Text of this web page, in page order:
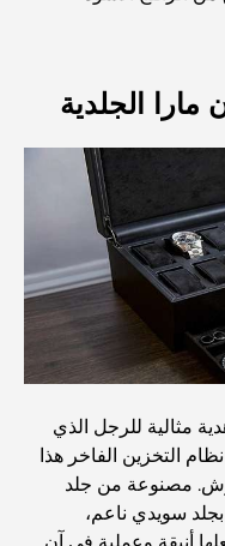
المتحدة: دليل شامل
رعاية طبية عالمية
حيث يلتقي اللياقة
التي لا تُقدر بثمن
دليل للمستثمرين
مثالية للرجل الذي
التخزين الفاخر هذا
مصنوعة من جلد
سويدي ناعم،